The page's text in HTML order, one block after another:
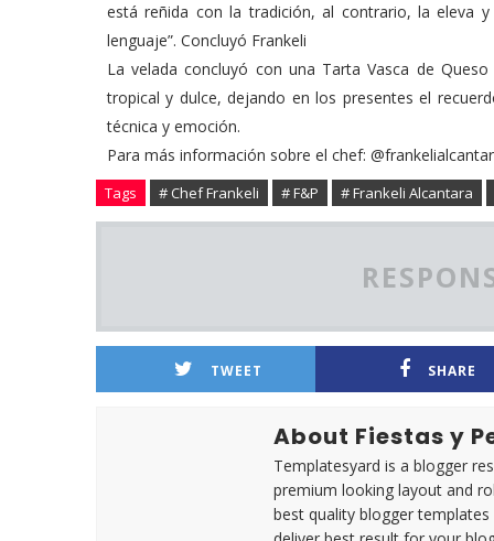
está reñida con la tradición, al contrario, la eleva
lenguaje”. Concluyó Frankeli
La velada concluyó con una Tarta Vasca de
tropical y dulce, dejando en los presentes el
técnica y emoción.
Para más información sobre el chef:
Tags # Chef Frankeli # F&P # Frankeli Alcantara
TWEET SHARE
About Fiestas y
Templatesyard is a blogger
premium looking layout and
best quality blogger